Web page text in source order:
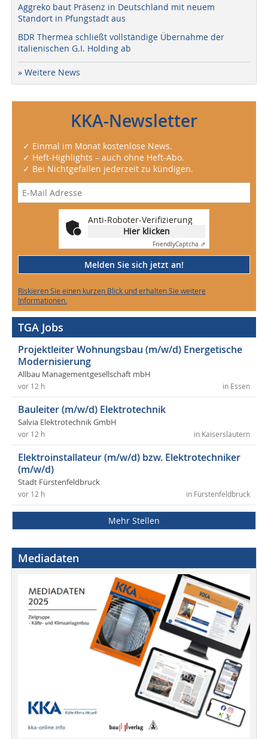
Aggreko baut Präsenz in Deutschland mit neuem
Standort in Pfungstadt aus
BDR Thermea schließt vollständige Übernahme der
italienischen G.I. Holding ab
» Weitere News
KKA-Newsletter
✓ Einmal im Monat kostenlose News.
✓ Heft-Highlights – auch ohne Heft-Abo.
✓ Bei Nichtgefallen jederzeit zu kündigen.
Anti-Roboter-Verifizierung
Hier klicken
FriendlyCaptcha ⇗
Melden Sie sich jetzt an!
Riskieren Sie einen kurzen Blick und erhalten Sie weitere
Informationen.
TGA Jobs
Projektleiter Wohnungsbau (m/w/d) Energetische
Modernisierung
Allbau Managementgesellschaft mbH
in Essen
vor 12 h
Bauleiter (m/w/d) Elektrotechnik
Salvia Elektrotechnik GmbH
in Kaiserslautern
vor 12 h
Elektroinstallateur (m/w/d) bzw. Elektrotechniker
(m/w/d)
Stadt Fürstenfeldbruck
in Fürstenfeldbruck
vor 12 h
Mehr Stellen
Mediadaten